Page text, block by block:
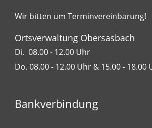
Wir bitten um Terminvereinbarung!
Ortsverwaltung Obersasbach
Di. 08.00 - 12.00 Uhr
Do. 08.00 - 12.00 Uhr & 15.00 - 18.00
Bankverbindung